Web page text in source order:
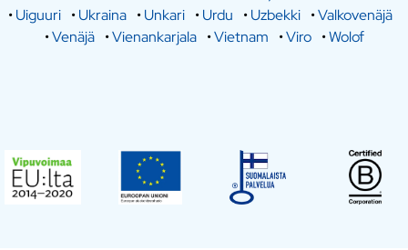
•Uiguuri •Ukraina •Unkari •Urdu •Uzbekki •Valkovenäjä
•Venäjä •Vienankarjala •Vietnam •Viro •Wolof